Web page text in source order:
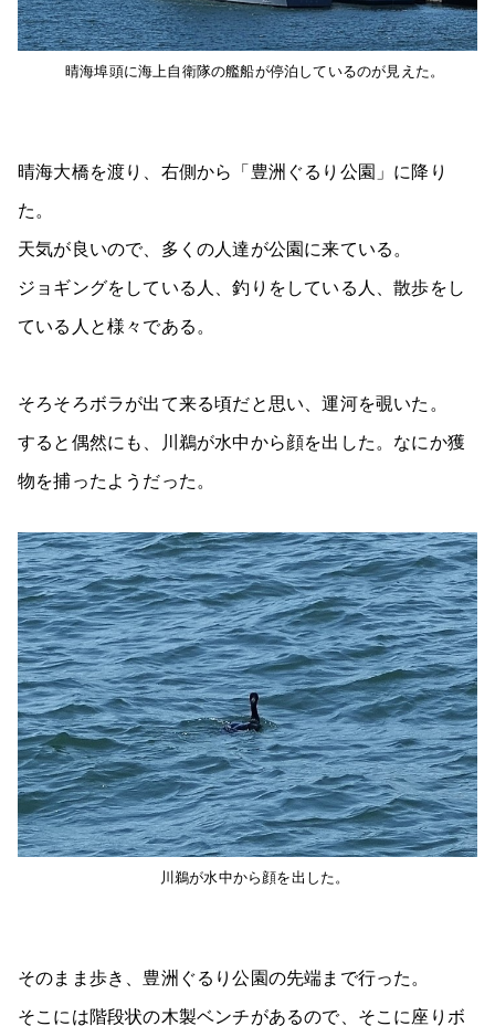
晴海埠頭に海上自衛隊の艦船が停泊しているのが見えた。
晴海大橋を渡り、右側から「豊洲ぐるり公園」に降り
た。
天気が良いので、多くの人達が公園に来ている。
ジョギングをしている人、釣りをしている人、散歩をし
ている人と様々である。
そろそろボラが出て来る頃だと思い、運河を覗いた。
すると偶然にも、川鵜が水中から顔を出した。なにか獲
物を捕ったようだった。
川鵜が水中から顔を出した。
そのまま歩き、豊洲ぐるり公園の先端まで行った。
そこには階段状の木製ベンチがあるので、そこに座りボ